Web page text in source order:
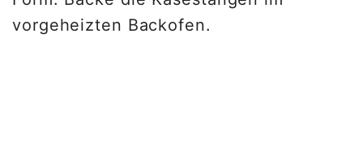
vorgeheizten Backofen.